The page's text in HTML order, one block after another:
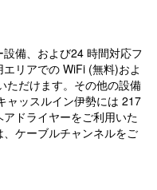
備、および24 時間対応フ
リアでの WiFi (無料)およ
ただけます。その他の設備
ャッスルイン伊勢には 217
ドライヤーをご利用いた
ケーブルチャンネルをご